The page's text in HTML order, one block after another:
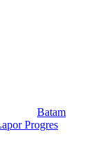
Batam
Progres